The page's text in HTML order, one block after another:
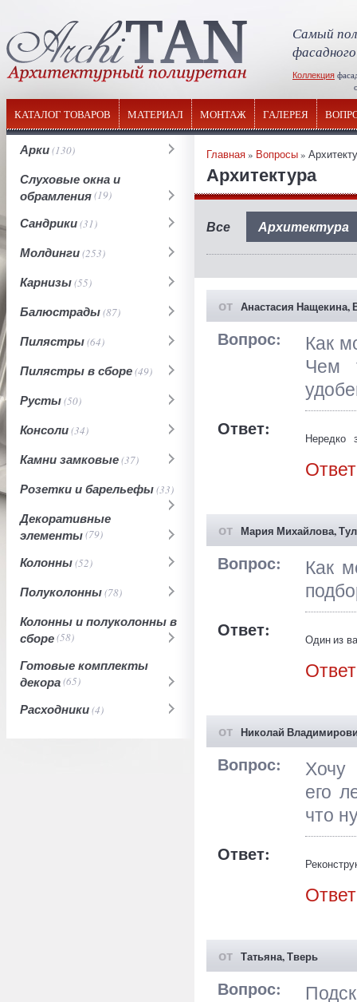
Самый
Коллекция
КАТАЛОГ ТОВАРОВ МАТЕРИАЛ МОНТАЖ ГАЛЕРЕЯ
Арки(130)
Слуховые окна и
обрамления(19)
Сандрики(31)
Молдинги(253)
Карнизы(55)
Балюстрады(87)
Пилястры(64)
Пилястры в сборе(49)
Русты(50)
Консоли(34)
Камни замковые(37)
Розетки и барельефы(33)
Декоративные
элементы(79)
Колонны(52)
Полуколонны(78)
Колонны и полуколонны в
сборе(58)
Готовые комплекты
декора(65)
Расходники(4)
Главная» Вопросы»
Архитектура
Все Архитектура
от Анастасия Нащекина,
Вопрос:
Как
Чем
Ответ:
Нередко
от Мария Михайлова,
Вопрос:
Как
Ответ:
Один из
удобно,
от Николай
Вопрос:
Хочу
его
что
Ответ:
дверных
от Татьяна, Тверь
Вопрос: